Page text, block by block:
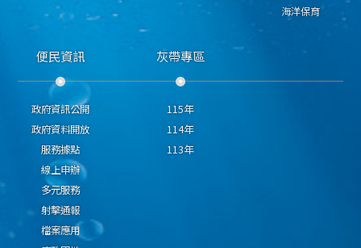
海洋保育
便民資訊
政府資訊公開
政府資料開放
服務據點
線上申辦
多元服務
射擊通報
檔案應用
灰帶專區
115年
114年
113年